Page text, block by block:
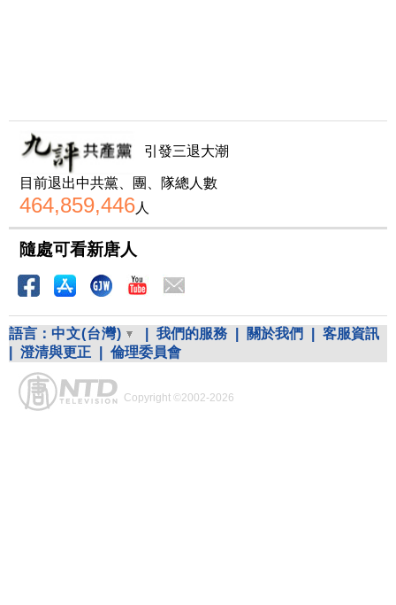
引發三退大潮
目前退出中共黨、團、隊總人數
464,859,446人
隨處可看新唐人
語言： 中文(台灣) 我們的服務 關於我們
客服資訊
澄清與更正 倫理委員會
Copyright ©2002-2026